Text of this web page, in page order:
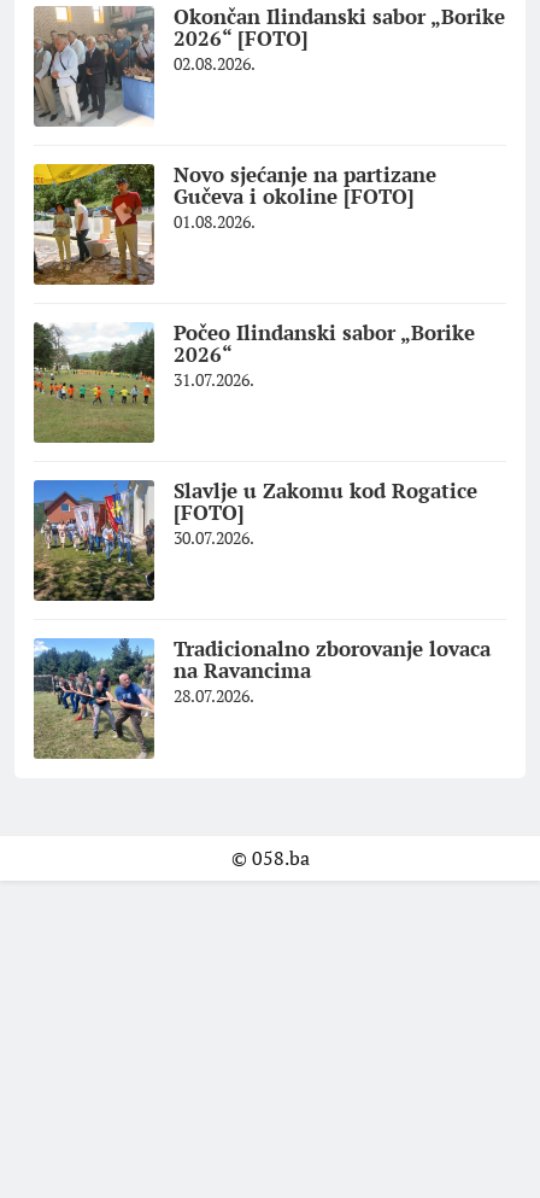
Okončan Ilindanski sabor „Borike
2026“ [FOTO]
02.08.2026.
Novo sjećanje na partizane
Gučeva i okoline [FOTO]
01.08.2026.
Počeo Ilindanski sabor „Borike
2026“
31.07.2026.
Slavlje u Zakomu kod Rogatice
[FOTO]
30.07.2026.
Tradicionalno zborovanje lovaca
na Ravancima
28.07.2026.
© 058.ba